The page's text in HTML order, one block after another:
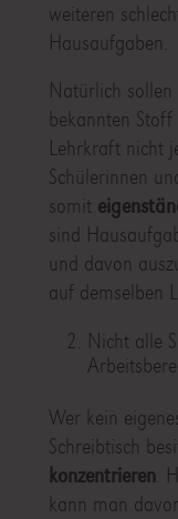
weiteren
Hausaufgaben.
Natürlich
bekannten
Lehrkraft nicht
Schülerinnen
somit
sind
und davon
auf demselben
Nicht alle
Wer kein
Schreibtisch
konzentrieren .
kann man